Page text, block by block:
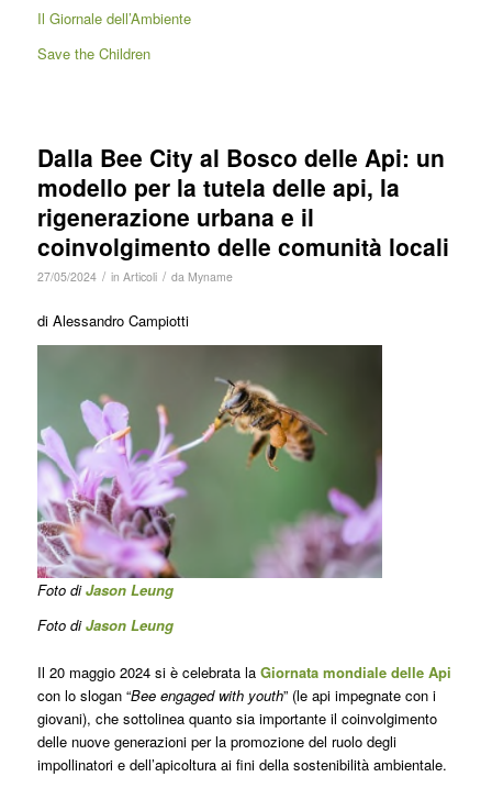
Il Giornale dell’Ambiente
Save the Children
Dalla Bee City al Bosco delle Api: un
modello per la tutela delle api, la
rigenerazione urbana e il
coinvolgimento delle comunità locali
27/05/2024 / in Articoli / da Myname
di Alessandro Campiotti
Foto diJason Leung
Foto diJason Leung
Il 20 maggio 2024 si è celebrata la Giornata mondiale delle Api
con lo slogan “Bee engaged with youth” (le api impegnate con i
giovani), che sottolinea quanto sia importante il coinvolgimento
delle nuove generazioni per la promozione del ruolo degli
impollinatori e dell’apicoltura ai fini della sostenibilità ambientale.